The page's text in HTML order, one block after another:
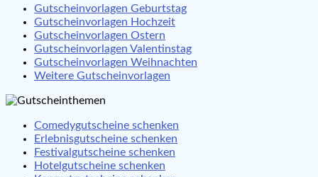
Gutscheinvorlagen Geburtstag
Gutscheinvorlagen Hochzeit
Gutscheinvorlagen Ostern
Gutscheinvorlagen Valentinstag
Gutscheinvorlagen Weihnachten
Weitere Gutscheinvorlagen
Comedygutscheine schenken
Erlebnisgutscheine schenken
Festivalgutscheine schenken
Hotelgutscheine schenken